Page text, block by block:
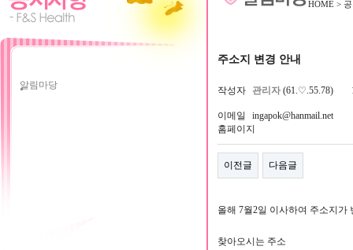
알림마당
HOME >
주소지 변경 안내
작성자 관리자 (61.♡.55.78)
이메일
ingapok@hanmail.net
홈페이지
이전글 다음글
올해 7월2일 이사하여 주소지가
찾아오시는 주소